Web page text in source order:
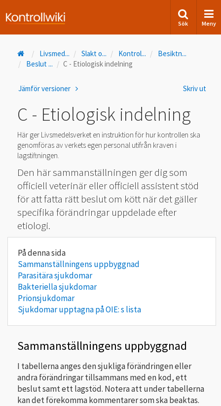
Sök Meny
Livsmed... Slakt o... Kontrol... Besiktn...
Beslut... C - Etiologisk indelning
Skriv ut
Jämför versioner
C - Etiologisk indelning
Här ger Livsmedelsverket en instruktion för hur kontrollen ska
genomföras av verkets egen personal utifrån kraven i
lagstiftningen.
Den här sammanställningen ger dig som
officiell veterinär eller officiell assistent stöd
för att fatta rätt beslut om kött när det gäller
specifika förändringar uppdelade efter
etiologi.
Sammanställningens uppbyggnad
Parasitära sjukdomar
Bakteriella sjukdomar
Prionsjukdomar
Sjukdomar upptagna på OIE: s lista
Sammanställningens uppbyggnad
I tabellerna anges den sjukliga förändringen eller
andra förändringar tillsammans med en kod, ett
beslut samt ett lagstöd. Notera att under tabellerna
kan det förekomma kommentarer som ska beaktas.